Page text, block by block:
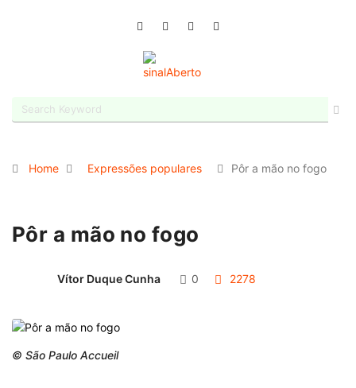
Home Expressões populares Pôr a mão no fogo
Pôr a mão no fogo
Vítor Duque Cunha 0 2278
© São Paulo Accueil